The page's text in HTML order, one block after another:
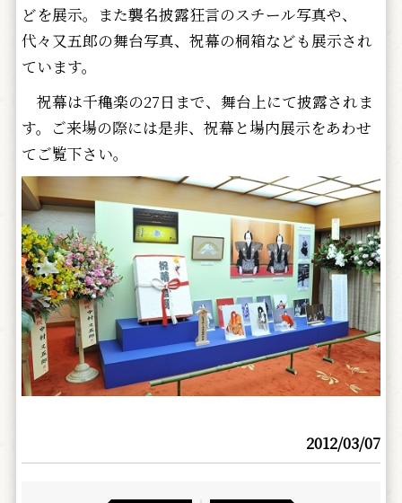
どを展示。また襲名披露狂言のスチール写真や、
代々又五郎の舞台写真、祝幕の桐箱なども展示され
ています。
祝幕は千穐楽の27日まで、舞台上にて披露されま
す。ご来場の際には是非、祝幕と場内展示をあわせ
てご覧下さい。
2012/03/07